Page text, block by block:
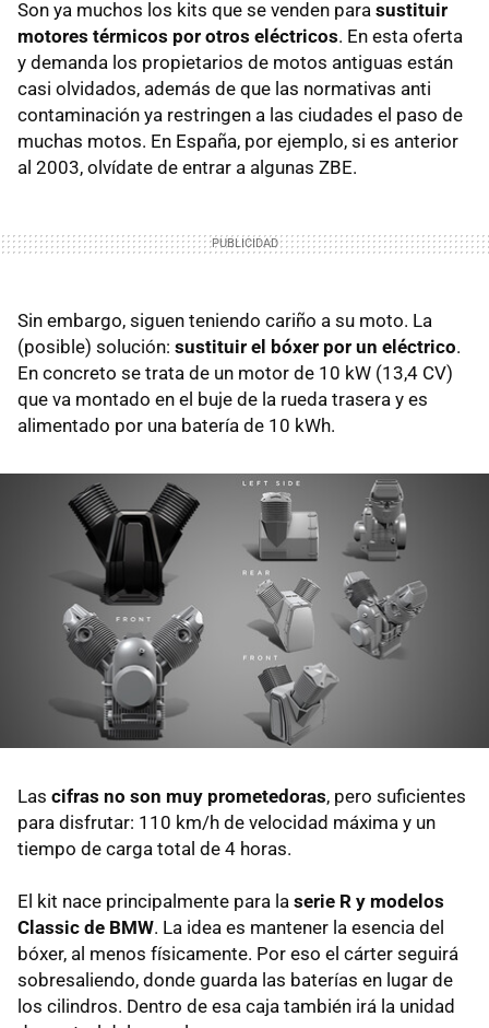
Son ya muchos los kits que se venden para sustituir
motores térmicos por otros eléctricos. En esta oferta
y demanda los propietarios de motos antiguas están
casi olvidados, además de que las normativas anti
contaminación ya restringen a las ciudades el paso de
muchas motos. En España, por ejemplo, si es anterior
al 2003, olvídate de entrar a algunas ZBE.
Sin embargo, siguen teniendo cariño a su moto. La
(posible) solución: sustituir el bóxer por un eléctrico.
En concreto se trata de un motor de 10 kW (13,4 CV)
que va montado en el buje de la rueda trasera y es
alimentado por una batería de 10 kWh.
Las cifras no son muy prometedoras, pero suficientes
para disfrutar: 110 km/h de velocidad máxima y un
tiempo de carga total de 4 horas.
El kit nace principalmente para la serie R y modelos
Classic de BMW. La idea es mantener la esencia del
bóxer, al menos físicamente. Por eso el cárter seguirá
sobresaliendo, donde guarda las baterías en lugar de
los cilindros. Dentro de esa caja también irá la unidad